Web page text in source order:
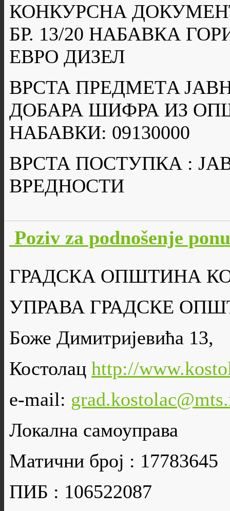
КОНКУРСНА
БР. 13/20 НАБАВКА
ЕВРО ДИЗЕЛ
ВРСТА ПРЕДМЕТA
ДОБАРА ШИФРА ИЗ
НАБАВКИ: 09130000
ВРСТА ПОСТУПКА :
ВРЕДНОСТИ
Poziv za podnošenje
ГРАДСКА ОПШТИНА
УПРАВА ГРАДСКЕ
Боже Димитријевића 13,
Костолац http://
e-mail:
Локална самоуправа
Матични број : 17783645
ПИБ : 106522087